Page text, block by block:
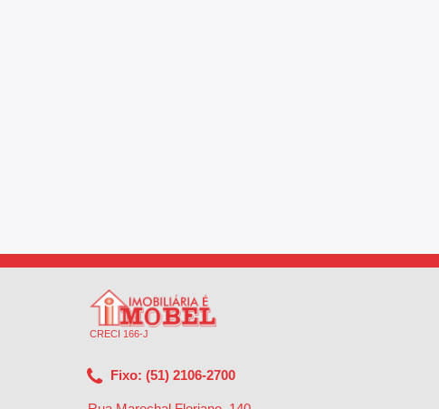
CRECI 166-J
Fixo: (51) 2106-2700